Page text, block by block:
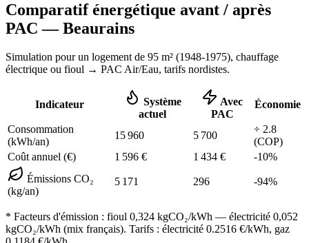
Comparatif énergétique avant / après
PAC —Beaurains
Simulation pour un logement de 95 m² (1948-1975), chauffage
électrique ou fioul → PAC Air/Eau, tarifs nordistes.
Indicateur
Système
actuel
Avec
PAC
Économie
Consommation
(kWh/an)
15 960 5 700
÷ 2.8
(COP)
Coût annuel (€)
1 596 € 1 434 € -10%
Émissions CO₂
(kg/an)
5 171 296 -94%
* Facteurs d'émission : fioul 0,324 kgCO₂/kWh — électricité 0,052
kgCO₂/kWh (mix français). Tarifs : électricité 0.2516 €/kWh, gaz